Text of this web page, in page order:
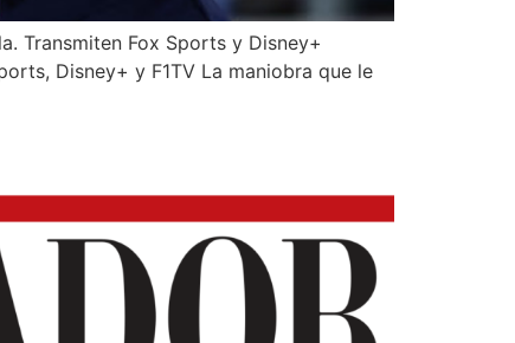
Transmiten Fox Sports y Disney+
Disney+ y F1TV La maniobra que le